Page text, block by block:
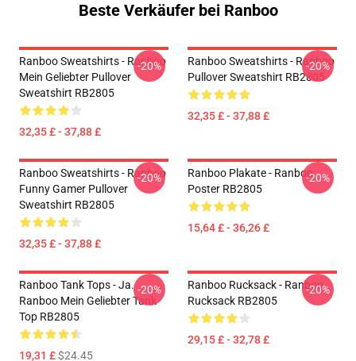
Beste Verkäufer bei Ranboo
Ranboo Sweatshirts - Ranboo
Mein Geliebter Pullover
Sweatshirt RB2805
32,35 £ - 37,88 £
-20%
Ranboo Sweatshirts - Ranboo
Pullover Sweatshirt RB2805
32,35 £ - 37,88 £
-20%
Ranboo Sweatshirts - Ranboo
Funny Gamer Pullover
Sweatshirt RB2805
32,35 £ - 37,88 £
-20%
Ranboo Plakate - Ranboo
Poster RB2805
15,64 £ - 36,26 £
-20%
Ranboo Tank Tops - Ja.
Ranboo Mein Geliebter Tank
Top RB2805
19,31 £$24.45
-20%
Ranboo Rucksack - Ranboo
Rucksack RB2805
29,15 £ - 32,78 £
-20%